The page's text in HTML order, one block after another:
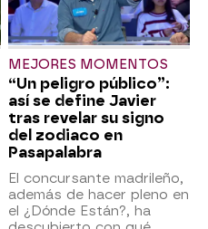
MEJORES MOMENTOS
“Un peligro público”:
así se define Javier
tras revelar su signo
del zodiaco en
Pasapalabra
El concursante madrileño,
además de hacer pleno en
el ¿Dónde Están?, ha